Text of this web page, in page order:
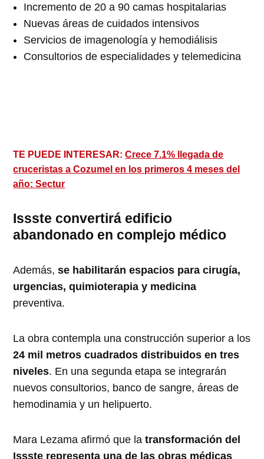
Incremento de 20 a 90 camas hospitalarias
Nuevas áreas de cuidados intensivos
Servicios de imagenología y hemodiálisis
Consultorios de especialidades y telemedicina
TE PUEDE INTERESAR:Crece 7.1% llegada de
cruceristas a Cozumel en los primeros 4 meses del
año: Sectur
Issste convertirá edificio
abandonado en complejo médico
Además,se habilitarán espacios para cirugía,
urgencias, quimioterapia y medicina
preventiva.
La obra contempla una construcción superior a los
24 mil metros cuadrados distribuidos en tres
niveles. En una segunda etapa se integrarán
nuevos consultorios, banco de sangre, áreas de
hemodinamia y un helipuerto.
Mara Lezama afirmó que latransformación del
Issste representa una de las obras médicas